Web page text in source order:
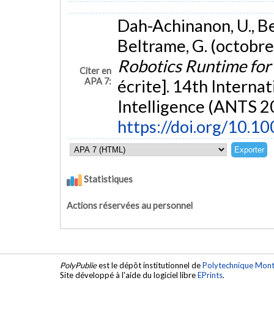
Citer en
APA 7:
Dah-Achinanon, U.,
Beltrame, G.
Robotics Runtime
écrite]. 14th
Intelligence (ANTS
https://doi.org/
Statistiques
Actions réservées au personnel
PolyPublieest le dépôt institutionnel dePolytechnique
Site développé à l'aide du logiciel libreEPrints.